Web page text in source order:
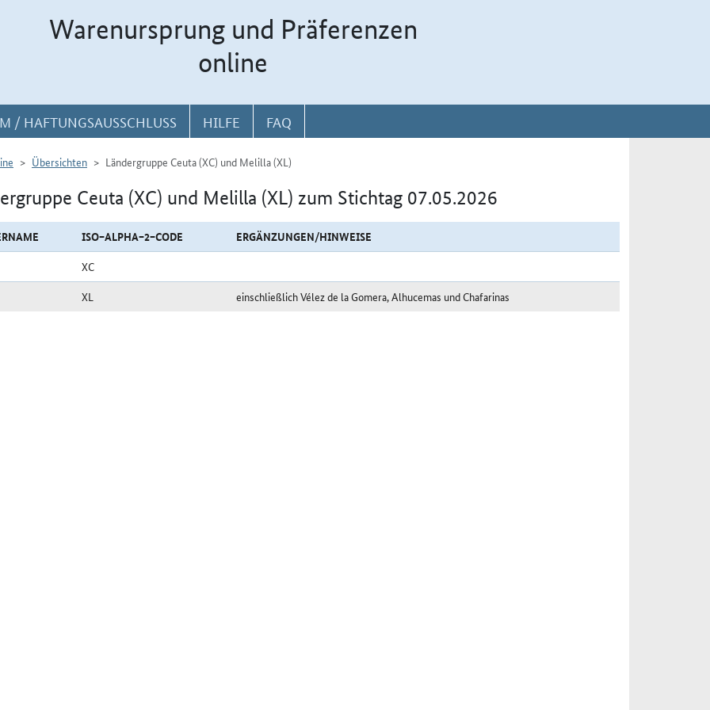
Warenursprung und Präferenzen
online
/ HAFTUNGSAUSSCHLUSS HILFE FAQ
Übersichten Ländergruppe Ceuta (XC) und Melilla (XL)
Ceuta (XC) und Melilla (XL) zum Stichtag 07.05.2026
ISO−ALPHA−2−CODE
ERGÄNZUNGEN/HINWEISE
XC
XL einschließlich Vélez de la Gomera, Alhucemas und Chafarinas